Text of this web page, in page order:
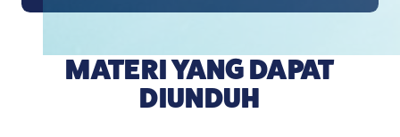
MATERI YANG DAPAT
DIUNDUH